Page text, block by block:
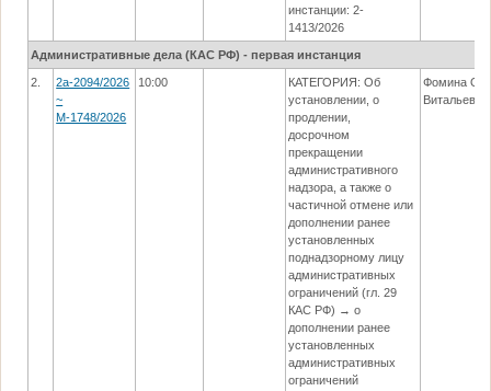
инстанции: 2-
1413/2026
Административные дела (КАC РФ) - первая инстанция
2.
2а-2094/2026
~
М-1748/2026
10:00
КАТЕГОРИЯ: Об
установлении, о
продлении,
досрочном
прекращении
административного
надзора, а также о
частичной отмене или
дополнении ранее
установленных
поднадзорному лицу
административных
ограничений (гл. 29
КАС РФ) → о
дополнении ранее
установленных
административных
ограничений
Фомина
Витальевна